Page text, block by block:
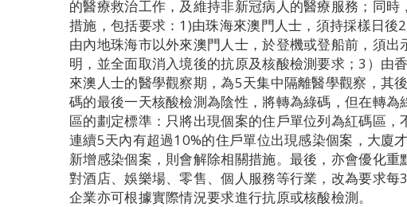
的醫療救治工作，及維持非新冠病人的醫療服務；同
措施，包括要求：1)由珠海來澳門人士，須持採樣日後
由內地珠海市以外來澳門人士，於登機或登船前，須
明，並全面取消入境後的抗原及核酸檢測要求；3）由
來澳人士的醫學觀察期，為5天集中隔離醫學觀察，其
碼的最後一天核酸檢測為陰性，將轉為綠碼，但在轉
區的劃定標準：只將出現個案的住戶單位列為紅碼區
連續5天內有超過10%的住戶單位出現感染個案，大廈
新增感染個案，則會解除相關措施。最後，亦會優化重
對酒店、娛樂場、零售、個人服務等行業，改為要求
企業亦可根據實際情況要求進行抗原或核酸檢測。